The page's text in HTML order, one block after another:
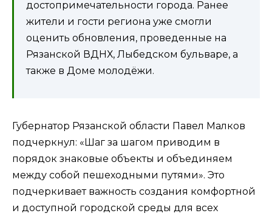
достопримечательности города. Ранее
жители и гости региона уже смогли
оценить обновления, проведенные на
Рязанской ВДНХ, Лыбедском бульваре, а
также в Доме молодёжи.
Губернатор Рязанской области Павел Малков
подчеркнул: «Шаг за шагом приводим в
порядок знаковые объекты и объединяем
между собой пешеходными путями». Это
подчеркивает важность создания комфортной
и доступной городской среды для всех